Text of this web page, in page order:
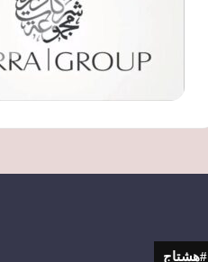
#هشتاج